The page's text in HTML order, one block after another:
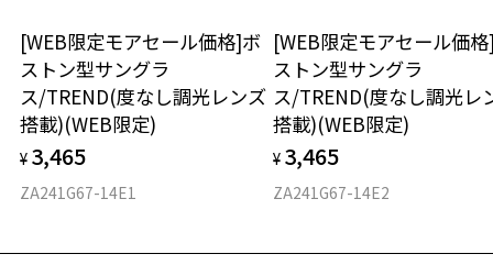
レンズカラー：カナリア / ブラウン系
使用上の注意：高温のところに置いたり、傷をつけるような金属と一
緒にしまわないようご注意下さい。
＜実店舗でサングラスまたはパッケージ商品等のレンズ交換について
＞
2024年3月1日から、店頭に商品をお持ち込みいただいて、レンズ交換
をされる場合は、レンズ代金の他に3,300円(税込)の加工賃を追加で頂
仕上がり寸法
D 仕上がりの横幅：約140mm
E 仕上がりの縦幅：約51mm
安心2 視力測定無料
視力の変化を早めに発見するために、定期的な視
力測定をおすすめいたします。
安心3 かかり具合調整無料
オンラインストアでフレームのみ購入して、
実店舗で度付きにできます
ご購入時に「レンズ交換券」をお選びいただくと、実店舗で
度数を測定のうえ、度付きレンズ（標準セットレンズ）へ無
料交換いただけます。
詳しくはこちら
[WEB限定モアセール価格]ボ
ストン型サングラ
ス/TREND(度なし調光レンズ
搭載)(WEB限定)
¥ 3,465
ZA241G67-14E1
[WEB限定モアセール価
ストン型サングラ
ス/TREND(度なし調光レ
搭載)(WEB限定)
¥ 3,465
ZA241G67-14E2